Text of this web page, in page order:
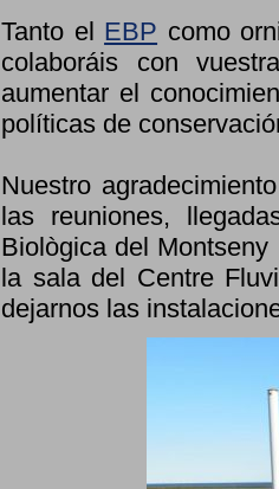
Tanto el EBP como
colaboráis con
aumentar el
políticas de
Nuestro
las reuniones,
Biològica del
la sala del Centre
dejarnos las